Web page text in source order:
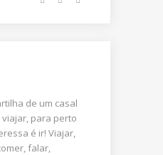
de um casal
para perto
é ir! Viajar,
falar,